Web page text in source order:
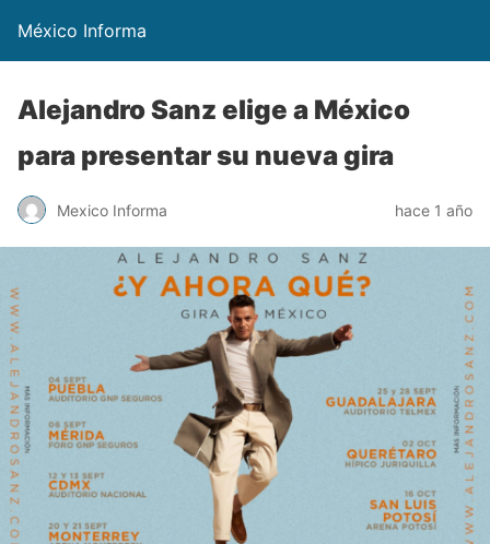
México Informa
Alejandro Sanz elige a México
para presentar su nueva gira
Mexico Informa hace 1 año